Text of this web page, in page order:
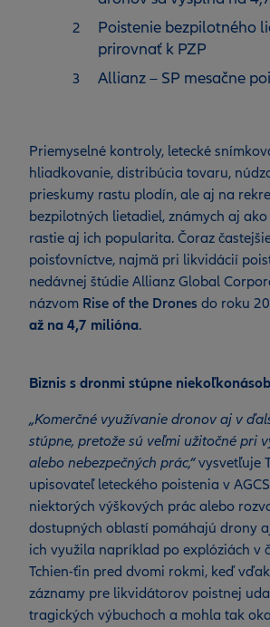
Poistenie bezpilotného
prirovnať k PZP
Allianz – SP mesačne
Priemyselné kontroly, letecké
hliadkovanie, distribúcia tovaru,
prieskumy rastu plodín, ale aj na
bezpilotných lietadiel, známych aj
rastie aj ich popularita. Čoraz
poisťovníctve, najmä pri likvidácií
nedávnej štúdie Allianz Global
názvom Rise of the Drones do roku
až na 4,7 milióna.
Biznis s dronmi stúpne
„Komerčné využívanie dronov aj v
stúpne, pretože sú veľmi užitočné pri
alebo nebezpečných prác,“vysvetľuje
upisovateľ leteckého poistenia v
niektorých výškových prác alebo
dostupných oblastí pomáhajú drony
ich využila napríklad po explóziách v
Tchien-ťin pred dvomi rokmi, keď
záznamy pre likvidátorov poistnej
tragických výbuchoch a mohla tak